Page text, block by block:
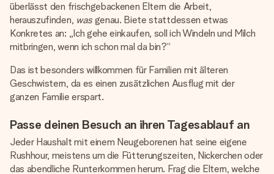
überlässt den frischgebackenen Eltern die Arbeit,
herauszufinden, wasgenau. Biete stattdessen etwas
Konkretes an: „Ich gehe einkaufen, soll ich Windeln und Milch
mitbringen, wenn ich schon mal da bin?“
Das ist besonders willkommen für Familien mit älteren
Geschwistern, da es einen zusätzlichen Ausflug mit der
ganzen Familie erspart.
Passe deinen Besuch an ihren Tagesablauf an
Jeder Haushalt mit einem Neugeborenen hat seine eigene
Rushhour, meistens um die Fütterungszeiten, Nickerchen oder
das abendliche Runterkommen herum. Frag die Eltern, welche